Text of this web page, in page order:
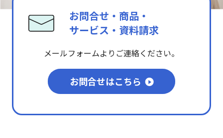
お問合せ・商品・
サービス・資料請求
メールフォームよりご連絡ください。
お問合せはこちら